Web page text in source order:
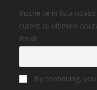
Inscrie-te in lista
curent cu ultimele
Email
By continuing,